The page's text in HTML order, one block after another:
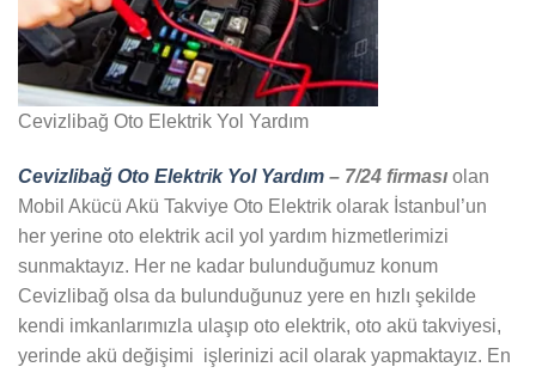
Cevizlibağ Oto Elektrik Yol Yardım
Cevizlibağ Oto Elektrik Yol Yardım – 7/24 firması olan
Mobil Akücü Akü Takviye Oto Elektrik olarak İstanbul’un
her yerine oto elektrik acil yol yardım hizmetlerimizi
sunmaktayız. Her ne kadar bulunduğumuz konum
Cevizlibağ olsa da bulunduğunuz yere en hızlı şekilde
kendi imkanlarımızla ulaşıp oto elektrik, oto akü takviyesi,
yerinde akü değişimi işlerinizi acil olarak yapmaktayız. En